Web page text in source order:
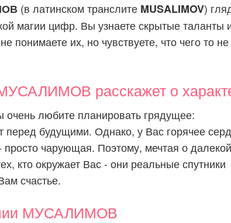
(в латинском транслите MUSALIMOV)
магии цифр. Вы узнаете скрытые таланты
понимаете их, но чувствуете, что чего то не
расскажет о
любите планировать грядущее:
будущими. Однако, у Вас горячее
чарующая. Поэтому, мечтая о далекой
кто окружает Вас - они реальные спутники
счастье.
МУСАЛИМОВ